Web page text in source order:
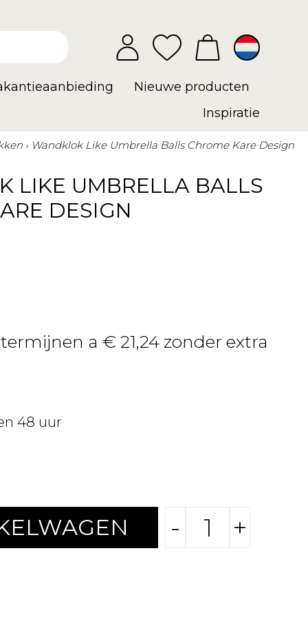
Nieuwe producten
Inspiratie
Wandklok Like Umbrella Balls Chrome Kare Design
LIKE UMBRELLA BALLS
DESIGN
a € 21,24 zonder extra
48 uur
- +